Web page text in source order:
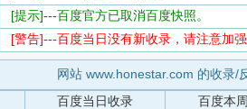
[提示]---百度官方已取消百度快照。
[警告]---百度当日没有新收录，请注意加
网站 www.honestar.com 的收录/
百度当日收录
百度本